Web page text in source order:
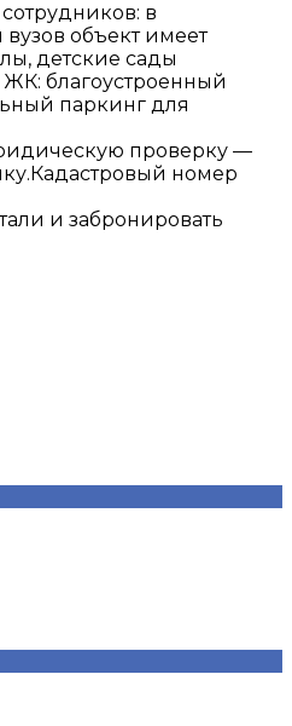
в
объект имеет
детские сады
благоустроенный
паркинг для
проверку —
номер
и забронировать